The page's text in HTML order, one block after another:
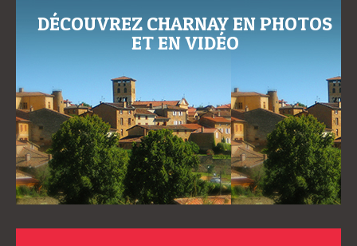
DÉCOUVREZ CHARNAY EN PHOTOS
ET EN VIDÉO